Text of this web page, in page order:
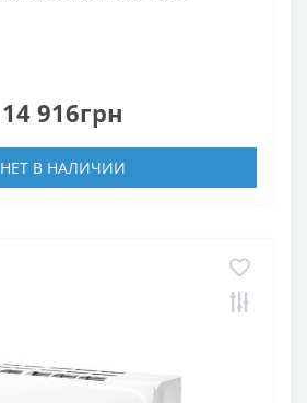
14 916грн
НЕТ В НАЛИЧИИ